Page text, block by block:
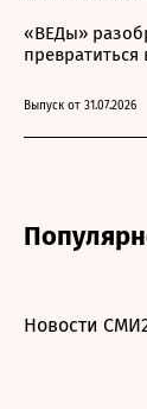
«ВЕДы»
Выпуск от 31.07.2026
Новости